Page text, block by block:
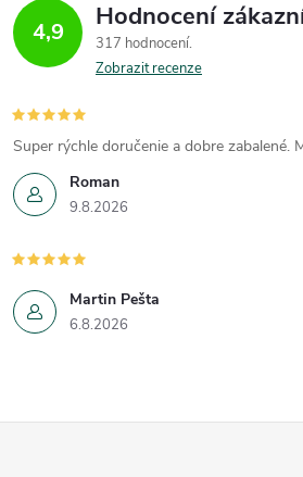
4,9 Hodnocení
317 hodnocení
Zobrazit recenze
Roman
9.8.2026
Super rýchle doručenie a dobre zabalené.
Martin Pešta
6.8.2026